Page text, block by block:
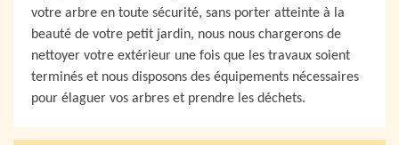
votre arbre en toute sécurité, sans porter atteinte à la
beauté de votre petit jardin, nous nous chargerons de
nettoyer votre extérieur une fois que les travaux soient
terminés et nous disposons des équipements nécessaires
pour élaguer vos arbres et prendre les déchets.